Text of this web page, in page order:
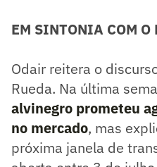
EM SINTONIA COM O
Odair reitera o
Rueda. Na última
alvinegro prometeu
no mercado, mas
próxima janela de